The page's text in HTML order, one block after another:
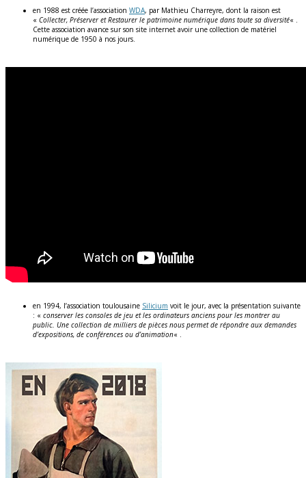
en 1988 est créée l’association WDA, par Mathieu Charreyre, dont la raison est
« Collecter, Préserver et Restaurer le patrimoine numérique dans toute sa diversité« .
Cette association avance sur son site internet avoir une collection de matériel
numérique de 1950 à nos jours.
en 1994, l’association toulousaine Silicium voit le jour, avec la présentation suivante
: « conserver les consoles de jeu et les ordinateurs anciens pour les montrer au
public. Une collection de milliers de pièces nous permet de répondre aux demandes
d’expositions, de conférences ou d’animation« .